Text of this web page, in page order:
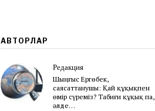
АВТОРЛАР
Редакция
Шыңғыс Ергөбек,
cаясаттанушы: Қай құқықпен
өмір сүреміз? Табиғи құқық па,
әлде…